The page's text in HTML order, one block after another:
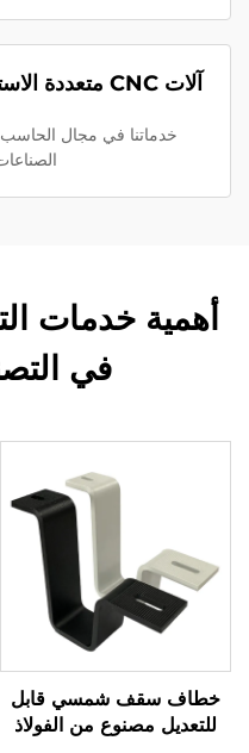
آلات CNC متعددة الاستخدامات لمختلف التطبيقات
خدماتنا في مجال
أهمية خدمات
في
خطاف سقف شمسي قابل
للتعديل مصنوع من الفولاذ